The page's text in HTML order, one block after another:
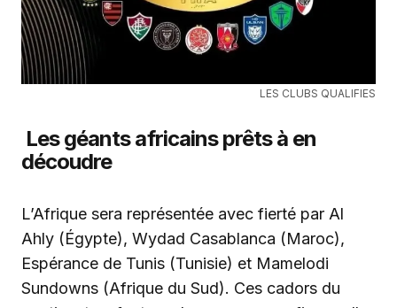
LES CLUBS QUALIFIES
Les géants africains prêts à en
découdre
L’Afrique sera représentée avec fierté par Al
Ahly (Égypte), Wydad Casablanca (Maroc),
Espérance de Tunis (Tunisie) et Mamelodi
Sundowns (Afrique du Sud). Ces cadors du